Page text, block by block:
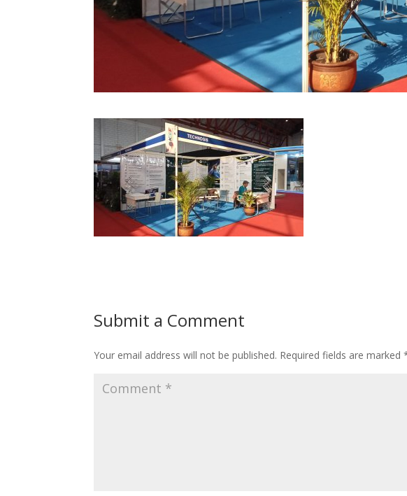
Submit a Comment
Your email address will not be published. Required fields are marked